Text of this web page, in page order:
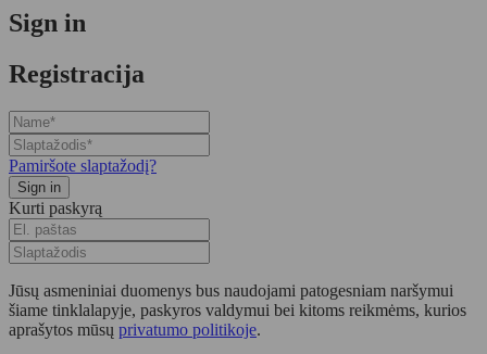
Sign in
Registracija
Pamiršote slaptažodį?
Kurti paskyrą
Jūsų asmeniniai duomenys bus naudojami patogesniam naršymui
šiame tinklalapyje, paskyros valdymui bei kitoms reikmėms, kurios
aprašytos mūsų privatumo politikoje.